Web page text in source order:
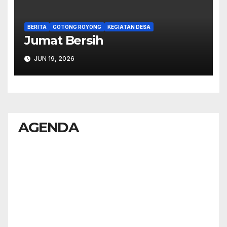
BERITA GOTONG ROYONG KEGIATAN DESA
Jumat Bersih
JUN 19, 2026
AGENDA